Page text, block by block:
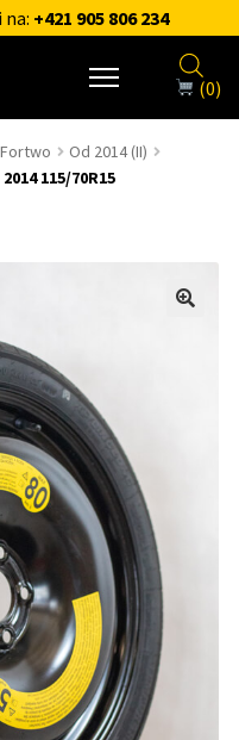
+421 905 806 234
(0)
Fortwo
Od 2014 (II)
115/70R15